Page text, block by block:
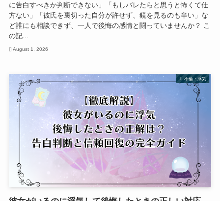
に告白すべきか判断できない」「もしバレたらと思うと怖くて仕
方ない」「彼氏を裏切った自分が許せず、鏡を見るのも辛い」な
ど誰にも相談できず、一人で後悔の感情と闘っていませんか？ こ
の記...
August 1, 2026
不倫・浮気